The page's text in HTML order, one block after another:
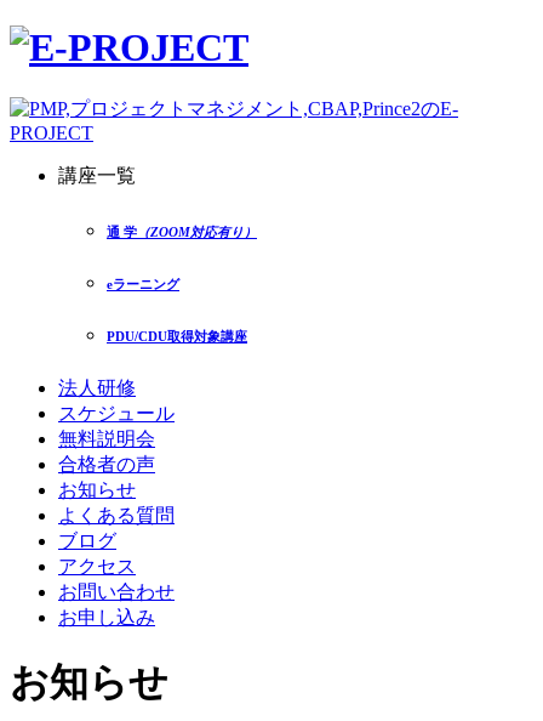
講座一覧
通 学 （ZOOM対応有り）
eラーニング
PDU/CDU取得対象講座
法人研修
スケジュール
無料説明会
合格者の声
お知らせ
よくある質問
ブログ
アクセス
お問い合わせ
お申し込み
お知らせ